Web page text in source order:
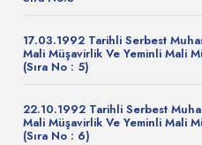
17.03.1992 Tarihli Serbest
Mali Müşavirlik Ve Yeminli Mali
(Sıra No : 5)
22.10.1992 Tarihli Serbest
Mali Müşavirlik Ve Yeminli Mali
(Sıra No : 6)